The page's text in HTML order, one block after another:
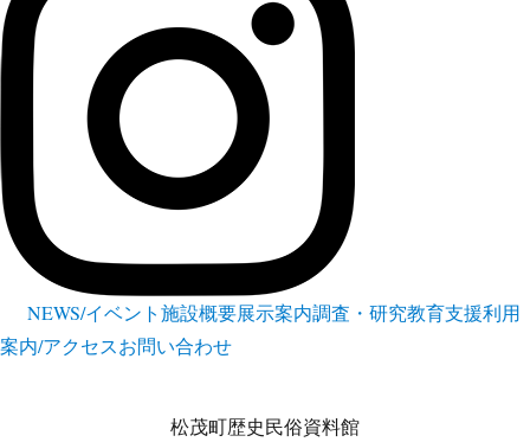
NEWS/イベント施設概要展示案内調査・研究教育支援利用
案内/アクセスお問い合わせ
松茂町歴史民俗資料館